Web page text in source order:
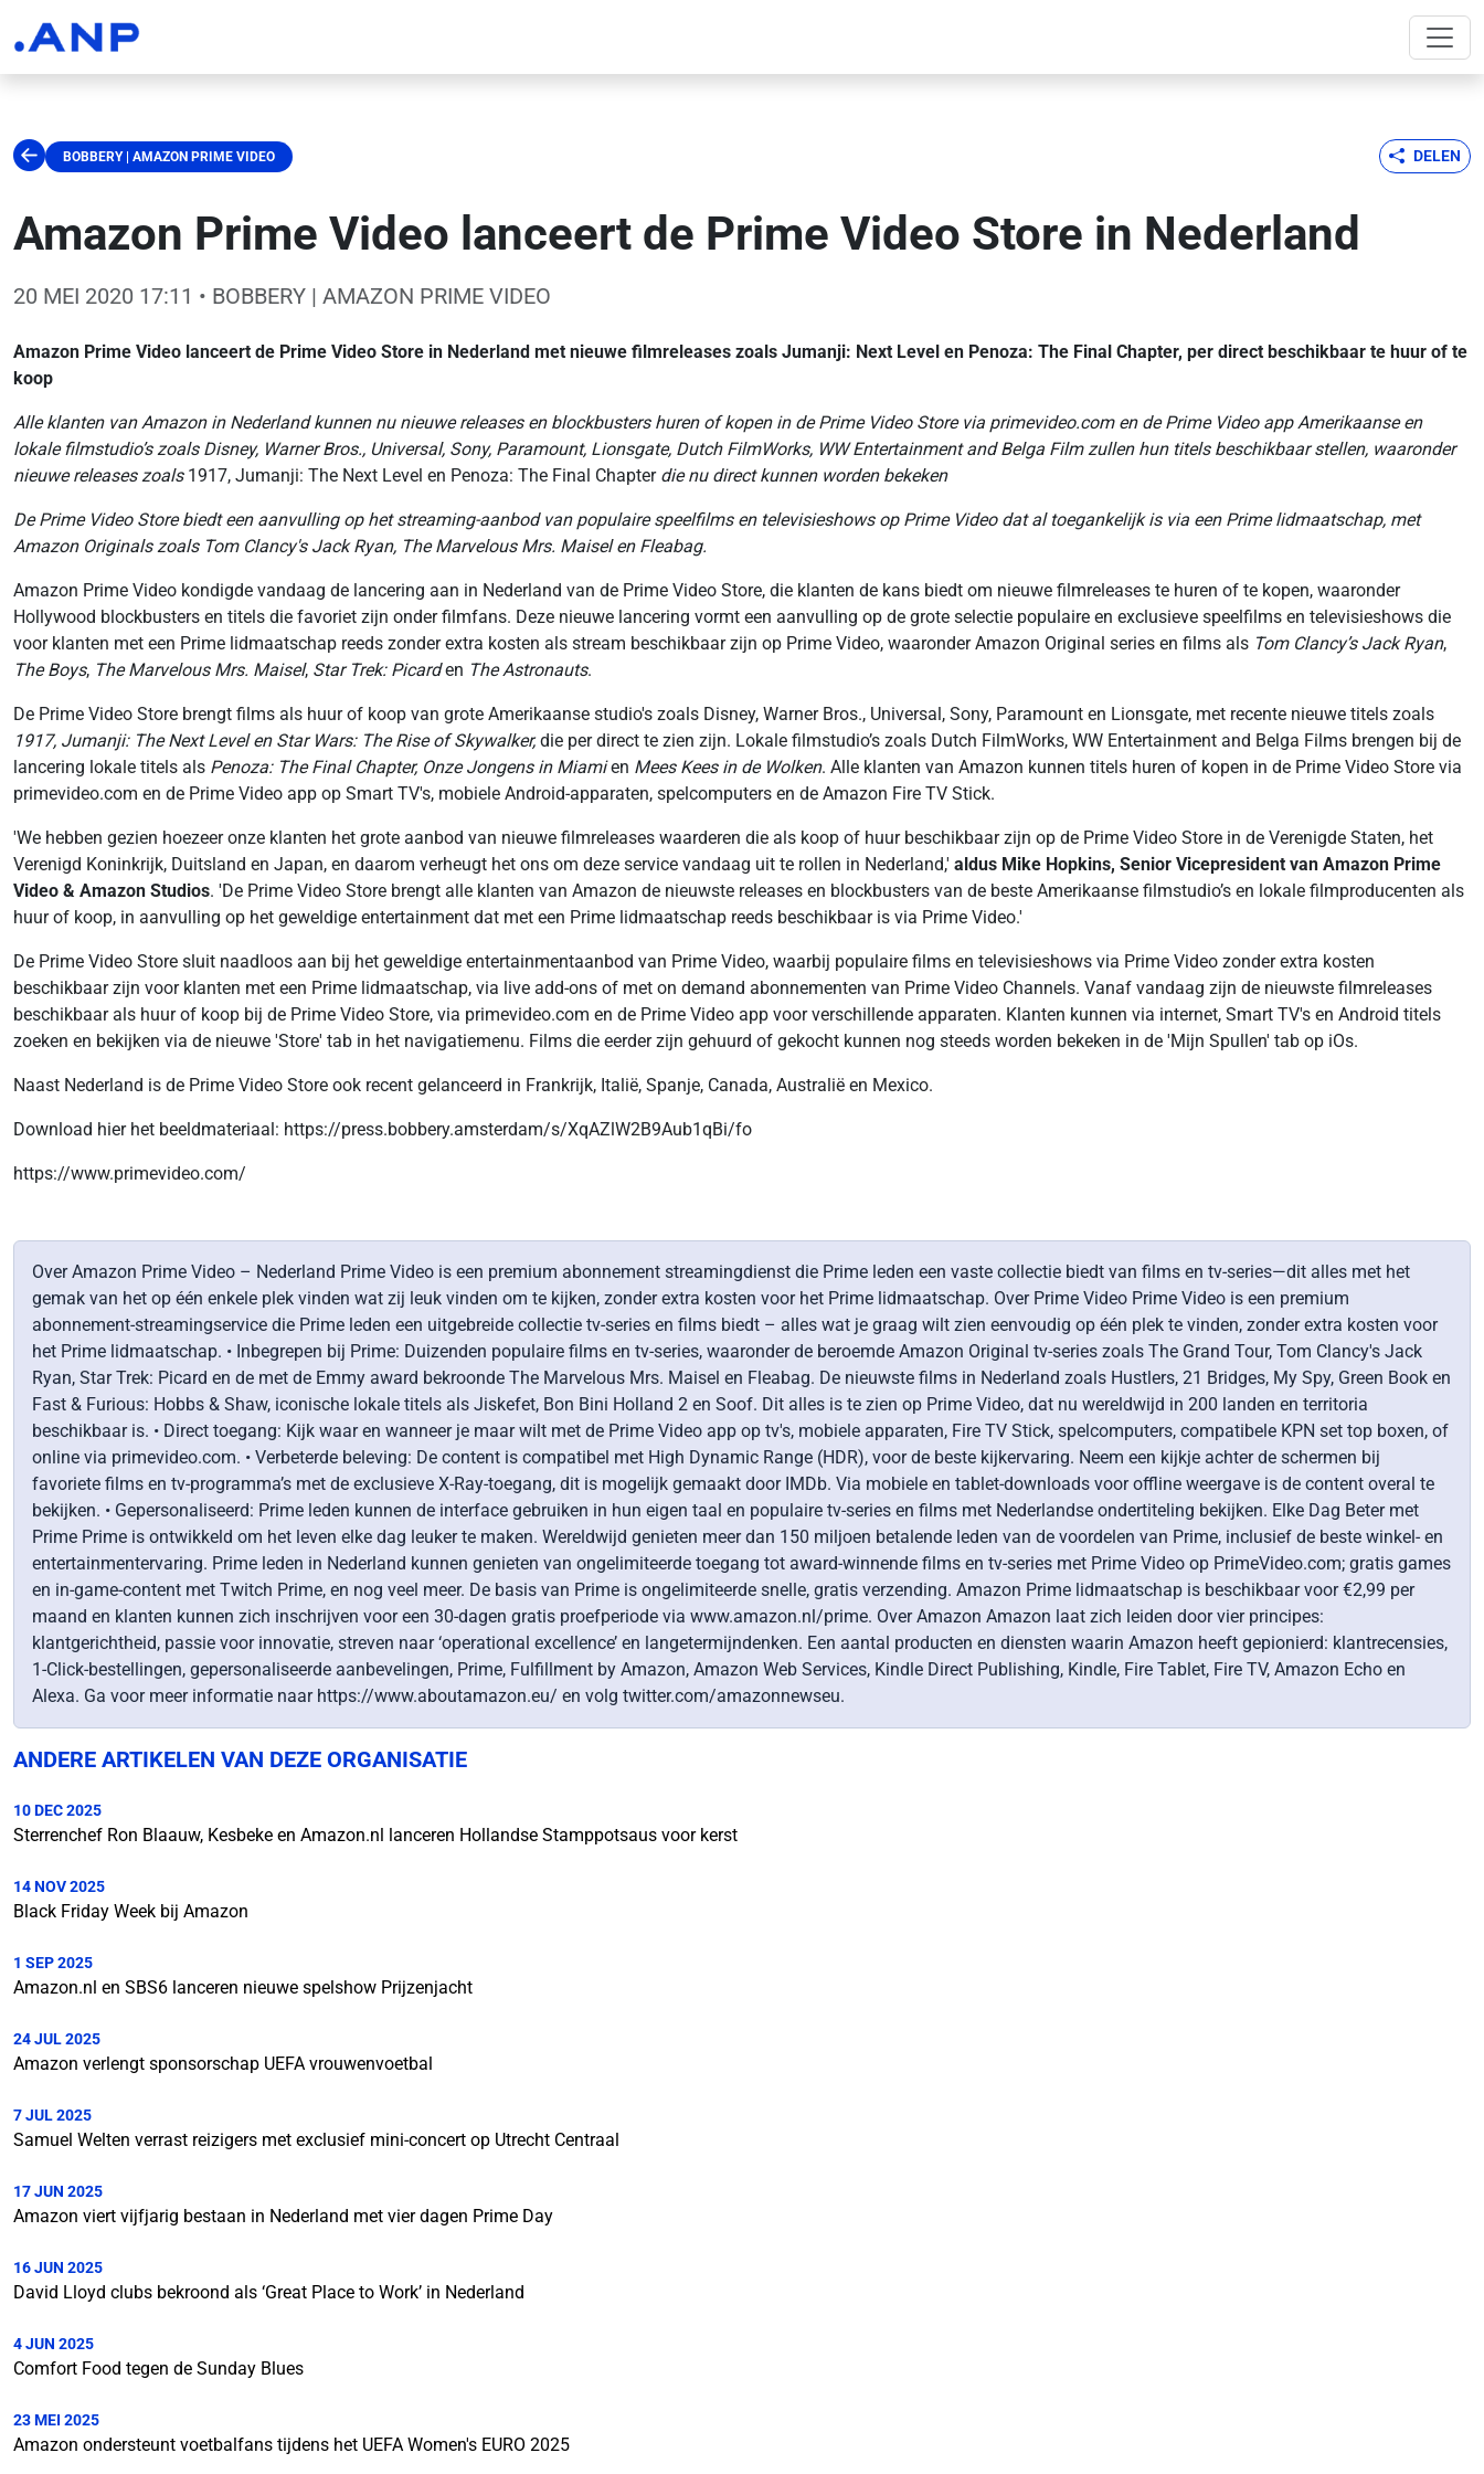
BOBBERY | AMAZON PRIME VIDEO DELEN
Amazon Prime Video lanceert de Prime Video Store in Nederland
20 MEI 2020 17:11 • BOBBERY | AMAZON PRIME VIDEO
Amazon Prime Video lanceert de Prime Video Store in Nederland met nieuwe filmreleases zoals Jumanji: Next Level en Penoza: The Final Chapter, per direct beschikbaar te huur of te
koop
Alle klanten van Amazon in Nederland kunnen nu nieuwe releases en blockbusters huren of kopen in de Prime Video Store via primevideo.com en de Prime Video app Amerikaanse en
lokale filmstudio’s zoals Disney, Warner Bros., Universal, Sony, Paramount, Lionsgate, Dutch FilmWorks, WW Entertainment and Belga Film zullen hun titels beschikbaar stellen, waaronder
nieuwe releases zoals 1917, Jumanji: The Next Level en Penoza: The Final Chapterdie nu direct kunnen worden bekeken
De Prime Video Store biedt een aanvulling op het streaming-aanbod van populaire speelfilms en televisieshows op Prime Video dat al toegankelijk is via een Prime lidmaatschap, met
Amazon Originals zoals Tom Clancy's Jack Ryan, The Marvelous Mrs. Maisel en Fleabag.
Amazon Prime Video kondigde vandaag de lancering aan in Nederland van de Prime Video Store, die klanten de kans biedt om nieuwe filmreleases te huren of te kopen, waaronder
Hollywood blockbusters en titels die favoriet zijn onder filmfans. Deze nieuwe lancering vormt een aanvulling op de grote selectie populaire en exclusieve speelfilms en televisieshows die
voor klanten met een Prime lidmaatschap reeds zonder extra kosten als stream beschikbaar zijn op Prime Video, waaronder Amazon Original series en films als Tom Clancy’s Jack Ryan,
The Boys, The Marvelous Mrs. Maisel, Star Trek: Picarden The Astronauts.
De Prime Video Store brengt films als huur of koop van grote Amerikaanse studio's zoals Disney, Warner Bros., Universal, Sony, Paramount en Lionsgate, met recente nieuwe titels zoals
1917, Jumanji: The Next Level en Star Wars: The Rise of Skywalker,die per direct te zien zijn. Lokale filmstudio’s zoals Dutch FilmWorks, WW Entertainment and Belga Films brengen bij de
lancering lokale titels als Penoza: The Final Chapter, Onze Jongens in Miamien Mees Kees in de Wolken. Alle klanten van Amazon kunnen titels huren of kopen in de Prime Video Store via
primevideo.com en de Prime Video app op Smart TV's, mobiele Android-apparaten, spelcomputers en de Amazon Fire TV Stick.
'We hebben gezien hoezeer onze klanten het grote aanbod van nieuwe filmreleases waarderen die als koop of huur beschikbaar zijn op de Prime Video Store in de Verenigde Staten, het
Verenigd Koninkrijk, Duitsland en Japan, en daarom verheugt het ons om deze service vandaag uit te rollen in Nederland,' aldus Mike Hopkins, Senior Vicepresident van Amazon Prime
Video & Amazon Studios. 'De Prime Video Store brengt alle klanten van Amazon de nieuwste releases en blockbusters van de beste Amerikaanse filmstudio’s en lokale filmproducenten als
huur of koop, in aanvulling op het geweldige entertainment dat met een Prime lidmaatschap reeds beschikbaar is via Prime Video.'
De Prime Video Store sluit naadloos aan bij het geweldige entertainmentaanbod van Prime Video, waarbij populaire films en televisieshows via Prime Video zonder extra kosten
beschikbaar zijn voor klanten met een Prime lidmaatschap, via live add-ons of met on demand abonnementen van Prime Video Channels. Vanaf vandaag zijn de nieuwste filmreleases
beschikbaar als huur of koop bij de Prime Video Store, via primevideo.com en de Prime Video app voor verschillende apparaten. Klanten kunnen via internet, Smart TV's en Android titels
zoeken en bekijken via de nieuwe 'Store' tab in het navigatiemenu. Films die eerder zijn gehuurd of gekocht kunnen nog steeds worden bekeken in de 'Mijn Spullen' tab op iOs.
Naast Nederland is de Prime Video Store ook recent gelanceerd in Frankrijk, Italië, Spanje, Canada, Australië en Mexico.
Download hier het beeldmateriaal: https://press.bobbery.amsterdam/s/XqAZlW2B9Aub1qBi/fo
https://www.primevideo.com/
Over Amazon Prime Video – Nederland Prime Video is een premium abonnement streamingdienst die Prime leden een vaste collectie biedt van films en tv-series—dit alles met het
gemak van het op één enkele plek vinden wat zij leuk vinden om te kijken, zonder extra kosten voor het Prime lidmaatschap. Over Prime Video Prime Video is een premium
abonnement-streamingservice die Prime leden een uitgebreide collectie tv-series en films biedt – alles wat je graag wilt zien eenvoudig op één plek te vinden, zonder extra kosten voor
het Prime lidmaatschap. • Inbegrepen bij Prime: Duizenden populaire films en tv-series, waaronder de beroemde Amazon Original tv-series zoals The Grand Tour, Tom Clancy's Jack
Ryan, Star Trek: Picard en de met de Emmy award bekroonde The Marvelous Mrs. Maisel en Fleabag. De nieuwste films in Nederland zoals Hustlers, 21 Bridges, My Spy, Green Book en
Fast & Furious: Hobbs & Shaw, iconische lokale titels als Jiskefet, Bon Bini Holland 2 en Soof. Dit alles is te zien op Prime Video, dat nu wereldwijd in 200 landen en territoria
beschikbaar is. • Direct toegang: Kijk waar en wanneer je maar wilt met de Prime Video app op tv's, mobiele apparaten, Fire TV Stick, spelcomputers, compatibele KPN set top boxen, of
online via primevideo.com. • Verbeterde beleving: De content is compatibel met High Dynamic Range (HDR), voor de beste kijkervaring. Neem een kijkje achter de schermen bij
favoriete films en tv-programma’s met de exclusieve X-Ray-toegang, dit is mogelijk gemaakt door IMDb. Via mobiele en tablet-downloads voor offline weergave is de content overal te
bekijken. • Gepersonaliseerd: Prime leden kunnen de interface gebruiken in hun eigen taal en populaire tv-series en films met Nederlandse ondertiteling bekijken. Elke Dag Beter met
Prime Prime is ontwikkeld om het leven elke dag leuker te maken. Wereldwijd genieten meer dan 150 miljoen betalende leden van de voordelen van Prime, inclusief de beste winkel- en
entertainmentervaring. Prime leden in Nederland kunnen genieten van ongelimiteerde toegang tot award-winnende films en tv-series met Prime Video op PrimeVideo.com; gratis games
en in-game-content met Twitch Prime, en nog veel meer. De basis van Prime is ongelimiteerde snelle, gratis verzending. Amazon Prime lidmaatschap is beschikbaar voor €2,99 per
maand en klanten kunnen zich inschrijven voor een 30-dagen gratis proefperiode via www.amazon.nl/prime. Over Amazon Amazon laat zich leiden door vier principes:
klantgerichtheid, passie voor innovatie, streven naar ‘operational excellence’ en langetermijndenken. Een aantal producten en diensten waarin Amazon heeft gepionierd: klantrecensies,
1-Click-bestellingen, gepersonaliseerde aanbevelingen, Prime, Fulfillment by Amazon, Amazon Web Services, Kindle Direct Publishing, Kindle, Fire Tablet, Fire TV, Amazon Echo en
Alexa. Ga voor meer informatie naar https://www.aboutamazon.eu/ en volg twitter.com/amazonnewseu.
ANDERE ARTIKELEN VAN DEZE ORGANISATIE
10 DEC 2025
Sterrenchef Ron Blaauw, Kesbeke en Amazon.nl lanceren Hollandse Stamppotsaus voor kerst
14 NOV 2025
Black Friday Week bij Amazon
1 SEP 2025
Amazon.nl en SBS6 lanceren nieuwe spelshow Prijzenjacht
24 JUL 2025
Amazon verlengt sponsorschap UEFA vrouwenvoetbal
7 JUL 2025
Samuel Welten verrast reizigers met exclusief mini-concert op Utrecht Centraal
17 JUN 2025
Amazon viert vijfjarig bestaan in Nederland met vier dagen Prime Day
16 JUN 2025
David Lloyd clubs bekroond als ‘Great Place to Work’ in Nederland
4 JUN 2025
Comfort Food tegen de Sunday Blues
23 MEI 2025
Amazon ondersteunt voetbalfans tijdens het UEFA Women's EURO 2025